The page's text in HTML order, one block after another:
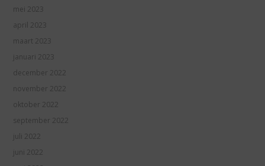
mei 2023
april 2023
maart 2023
januari 2023
december 2022
november 2022
oktober 2022
september 2022
juli 2022
juni 2022